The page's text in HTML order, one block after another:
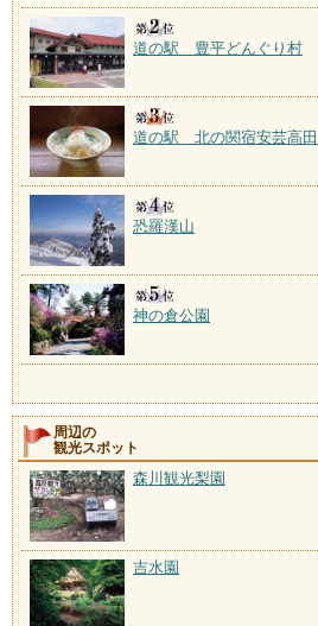
道の駅 豊平どんぐり村
道の駅 北の関宿安芸高田
恐羅漢山
神の倉公園
周辺の
観光スポット
森川観光梨園
吉水園